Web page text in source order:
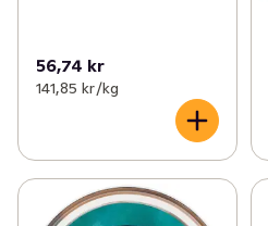
56,74 kr
141,85 kr /kg